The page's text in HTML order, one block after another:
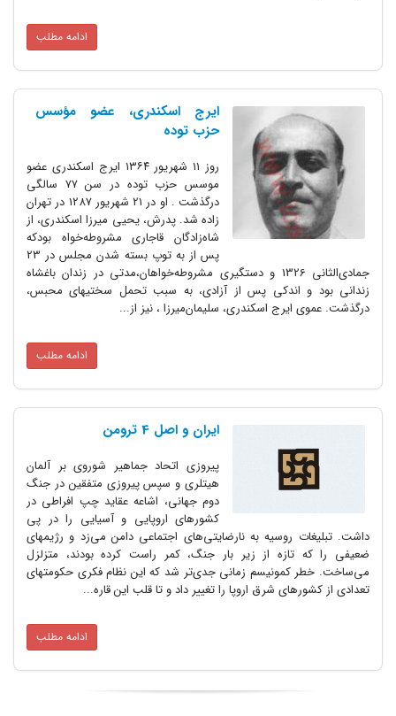
ادامه مطلب
ایرج اسکندری، عضو مؤسس
حزب توده
روز ۱۱ شهریور ۱۳۶۴ ایرج اسکندری عضو
موسس حزب توده در سن ۷۷ سالگی
درگذشت . او در 21 شهریور 1287 در تهران
زاده شد. پدرش، یحیی میرزا اسکندری، از
شاه‌زادگان قاجاری مشروطه‌خواه بودکه
پس از به توپ بسته شدن مجلس در 23
جمادی‌الثانی 1326 و دستگیری مشروطه‌خواهان،‌مدتی در زندان باغشاه
زندانی بود و اندکی پس از آزادی، به سبب تحمل سختیهای محبس،
درگذشت. عموی ایرج اسکندری، سلیمان‌میرزا ، نیز از...
ادامه مطلب
ایران و اصل 4 ترومن
پیروزی اتحاد جماهیر شوروی بر آلمان
هیتلری و سپس پیروزی متفقین در جنگ
دوم جهانی‌، اشاعه عقاید چپ افراطی در
کشورهای اروپایی و آسیایی را در پی
داشت. تبلیغات روسیه به نارضایتی‌های اجتماعی دامن می‌زد و رژیمهای
ضعیفی را که تازه از زیر بار جنگ، کمر راست کرده بودند، متزلزل
می‌ساخت. خطر کمونیسم زمانی جدی‌تر شد که این نظام فکری حکومتهای
تعدادی از کشورهای شرق اروپا را تغییر داد و تا قلب این قاره...
ادامه مطلب